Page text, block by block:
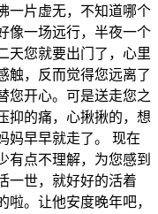
一片虚无，不知道哪个
像一场远行，半夜一个
天您就要出门了，心里
触，反而觉得您远离了
您开心。可是送走您之
抑的痛，心揪揪的，想
妈早早就走了。 现在
有点不理解，为您感到
一世，就好好的活着
。让他安度晚年吧，